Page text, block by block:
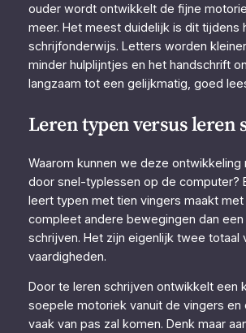
ouder wordt ontwikkelt de fijne
meer. Het meest duidelijk is dit tijdens
schrijfonderwijs. Letters worden
minder hulplijntjes en het handschrift
langzaam tot een gelijkmatig, goed
Leren typen versus leren
Waarom kunnen we deze ontwikkeling
door snel-typlessen op de computer?
leert typen met tien vingers maakt met
compleet andere bewegingen dan
schrijven. Het zijn eigenlijk twee totaal
vaardigheden.
Door te leren schrijven ontwikkelt een
soepele motoriek vanuit de vingers en
vaak van pas zal komen. Denk maar